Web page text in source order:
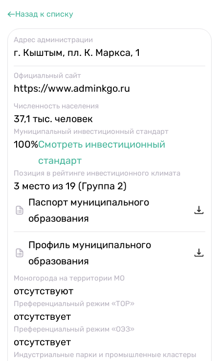
Контакты и обратная связь
8 (800) 350 24 74
Получить консультацию
Назад к списку
Адрес администрации
г. Кыштым, пл. К. Маркса, 1
Официальный сайт
https://www.adminkgo.ru
Численность населения
37,1 тыс. человек
Муниципальный инвестиционный стандарт
100%Смотреть инвестиционный
стандарт
Позиция в рейтинге инвестиционного климата
3 место из 19 (Группа 2)
Паспорт муниципального
образования
Профиль муниципального
образования
Моногорода на территории МО
отсутствуют
Преференциальный режим «ТОР»
отсутствует
Преференциальный режим «ОЭЗ»
отсутствует
Индустриальные парки и промышленные кластеры